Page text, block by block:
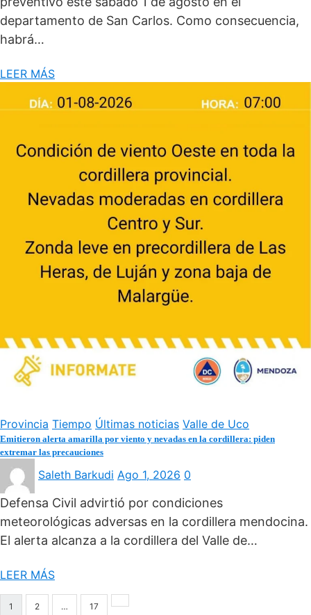
departamento de San Carlos. Como consecuencia,
habrá…
LEER MÁS
Provincia Tiempo Últimas noticias Valle de Uco
Emitieron alerta amarilla por viento y nevadas en la cordillera: piden
extremar las precauciones
Saleth Barkudi Ago 1, 2026 0
Defensa Civil advirtió por condiciones
meteorológicas adversas en la cordillera mendocina.
El alerta alcanza a la cordillera del Valle de…
LEER MÁS
Paginación
1 2 … 17